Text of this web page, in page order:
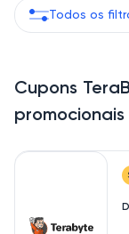
Todos os
Cupons